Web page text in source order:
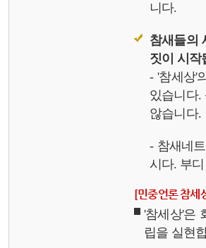
니다.
참새들의
짓이 시작
- '참세상'
있습니다.
않습니다.
- 참새네
시다. 부
[민중언론 참세
'참세상'은
립을 실현